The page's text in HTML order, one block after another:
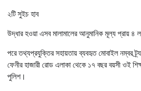
২টি সুইচ হাব
উদ্ধার হওয়া এসব মালামালের আনুমানিক মূল্য প্রায় ৪
পরে তথ্যপ্রযুক্তির সহায়তায় ব্যবহৃত মোবাইল নম্বর
ফেনীর হাজারী রোড এলাকা থেকে ১৭ বছর বয়সী ওই
পুলিশ।